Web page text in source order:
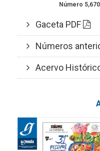
Número 5,670
Gaceta PDF
Números
Acervo